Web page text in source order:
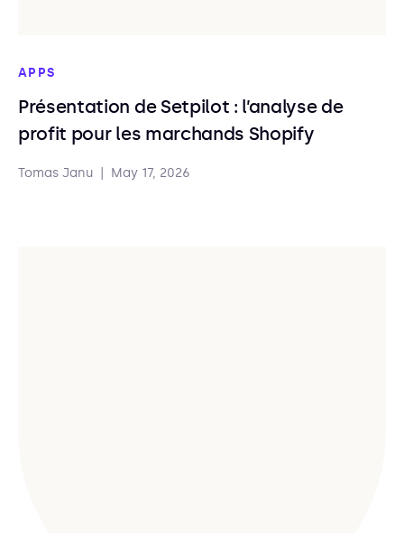
APPS
Présentation de Setpilot : l’analyse de
profit pour les marchands Shopify
Tomas Janu May 17, 2026